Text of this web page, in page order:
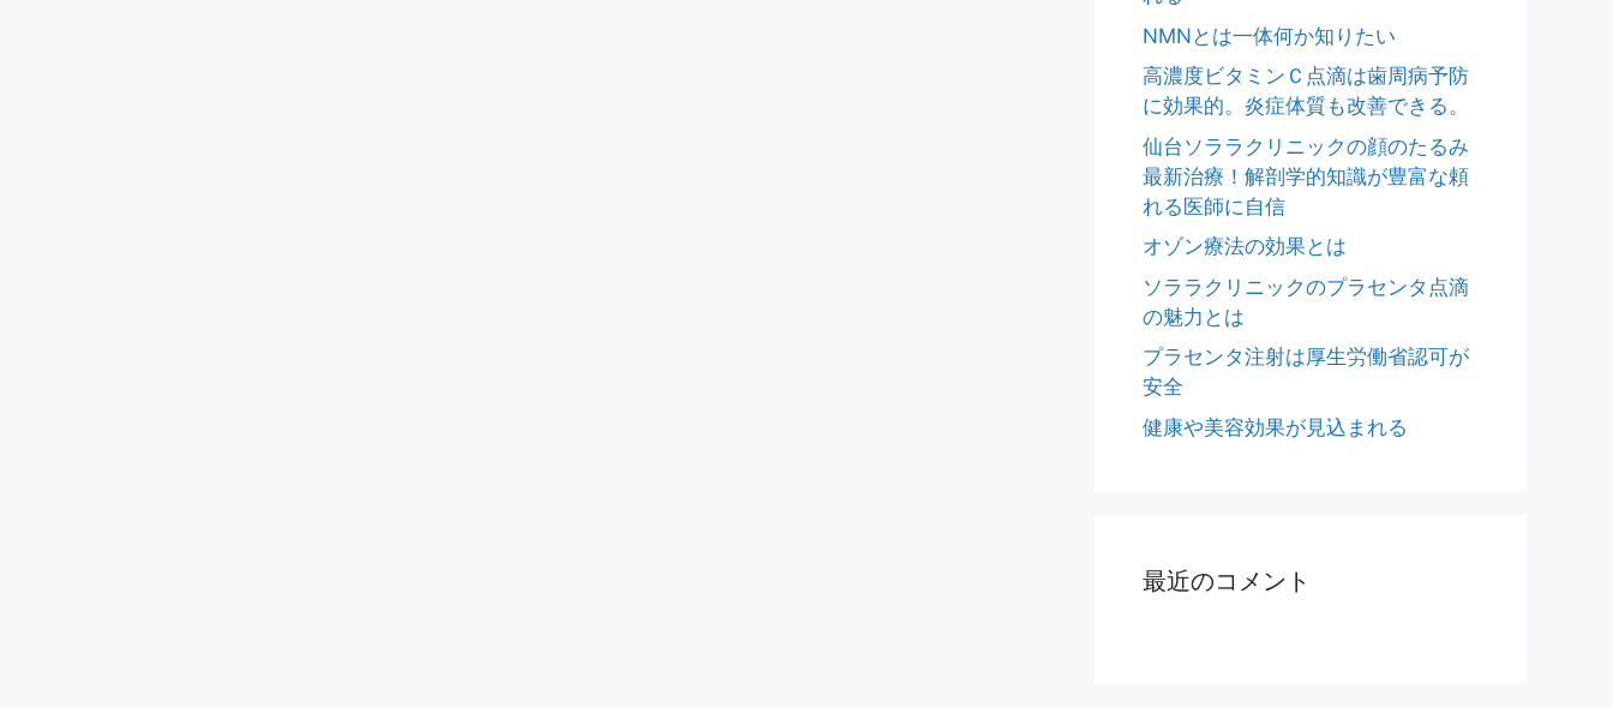
NMNとは一体何か知りたい
高濃度ビタミンＣ点滴は歯周病予防
に効果的。炎症体質も改善できる。
仙台ソララクリニックの顔のたるみ
最新治療！解剖学的知識が豊富な頼
れる医師に自信
オゾン療法の効果とは
ソララクリニックのプラセンタ点滴
の魅力とは
プラセンタ注射は厚生労働省認可が
安全
健康や美容効果が見込まれる
最近のコメント